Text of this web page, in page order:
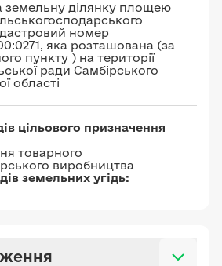
земельну ділянку площею
номер
яка розташована (за
пункту ) на території
ради Самбірського
області
цільового призначення
товарного
виробництва
земельних угідь: